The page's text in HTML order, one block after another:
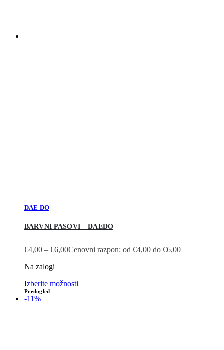
DAE DO
BARVNI PASOVI – DAEDO
€4,00 – €6,00Cenovni razpon: od €4,00 do €6,00
Na zalogi
Izberite možnosti
Predogled
-11%